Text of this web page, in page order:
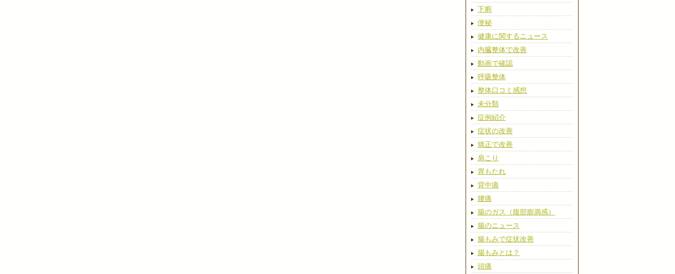
下痢
便秘
健康に関するニュース
内臓整体で改善
動画で確認
呼吸整体
整体口コミ感想
未分類
症例紹介
症状の改善
矯正で改善
肩こり
胃もたれ
背中痛
腰痛
腸のガス（腹部膨満感）
腸のニュース
腸もみで症状改善
腸もみとは？
頭痛